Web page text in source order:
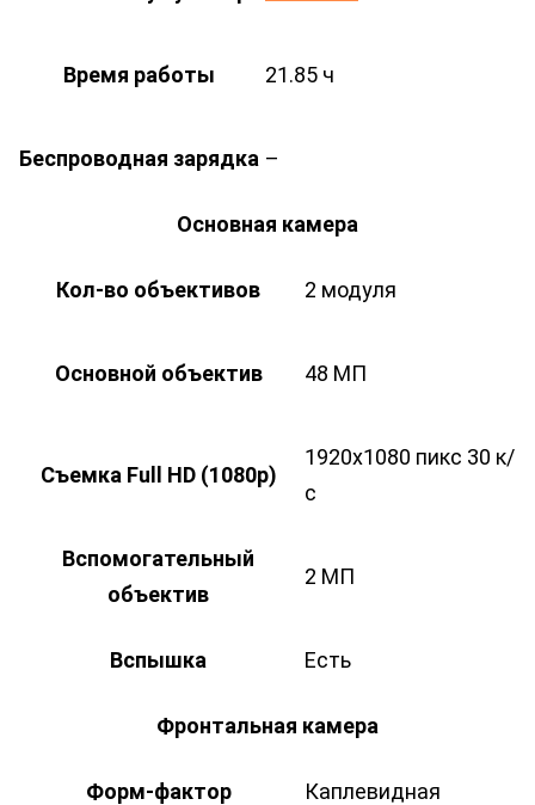
Время работы 21.85 ч
Беспроводная зарядка –
Основная камера
Кол-во объективов 2 модуля
Основной объектив 48 МП
Съемка Full HD (1080p)
1920х1080 пикс 30 к/
с
Вспомогательный
объектив
2 МП
Вспышка Есть
Фронтальная камера
Форм-фактор Каплевидная